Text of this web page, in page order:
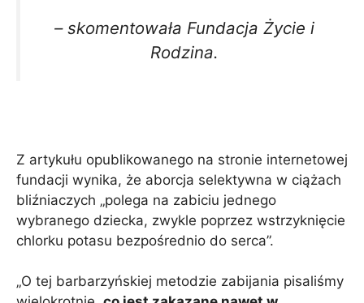
– skomentowała Fundacja Życie i
Rodzina.
Z artykułu opublikowanego na stronie internetowej
fundacji wynika, że ​​aborcja selektywna w ciążach
bliźniaczych „polega na zabiciu jednego
wybranego dziecka, zwykle poprzez wstrzyknięcie
chlorku potasu bezpośrednio do serca”.
„O tej barbarzyńskiej metodzie zabijania pisaliśmy